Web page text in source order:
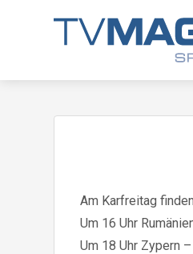
Am Karfreitag
Um 16 Uhr
Um 18 Uhr Zypern